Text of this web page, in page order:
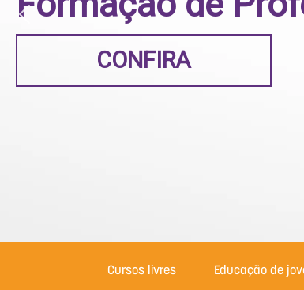
CONFIRA
Cursos livres Educação de